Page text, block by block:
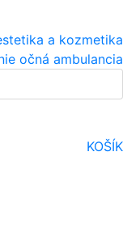
a kozmetika
očná ambulancia
KOŠÍK